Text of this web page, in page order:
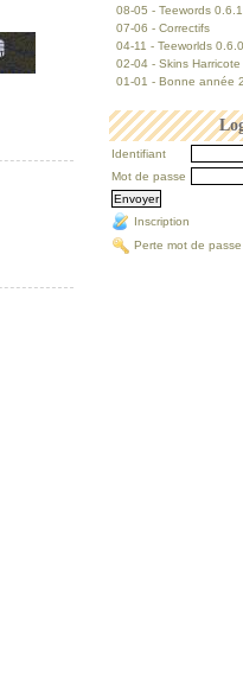
08-05 - Teewords 0.6.1
07-06 - Correctifs
04-11 - Teeworlds 0.6.0
02-04 - Skins Harricote
01-01 - Bonne année
Identifiant
Mot de passe
Inscription
Perte mot de passe